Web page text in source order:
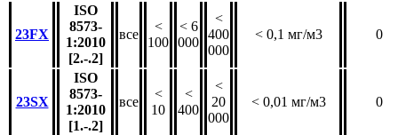
23FX
ISO
8573-
1:2010
[2.-.2]
все
<
100
< 6
000
<
400
000
< 0,1 мг/м3 0
23SX
ISO
8573-
1:2010
[1.-.2]
все
<
10
<
400
<
20
000
< 0,01 мг/м3 0